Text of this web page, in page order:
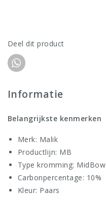
Deel dit product
Informatie
Belangrijkste kenmerken
Merk: Malik
Productlijn: MB
Type kromming: MidBow
Carbonpercentage: 10%
Kleur: Paars